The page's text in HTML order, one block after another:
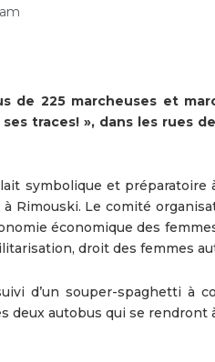
de 225 marcheuses et
traces! », dans les rues
symbolique et préparatoire
Rimouski. Le comité
économique des
droit des femmes
d’un souper-spaghetti à
deux autobus qui se